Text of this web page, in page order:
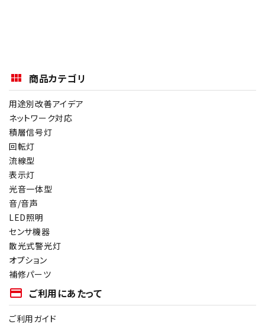
商品カテゴリ
用途別改善アイデア
ネットワーク対応
積層信号灯
回転灯
流線型
表示灯
光音一体型
音/音声
LED照明
センサ機器
散光式警光灯
オプション
補修パーツ
payment ご利用にあたって
ご利用ガイド